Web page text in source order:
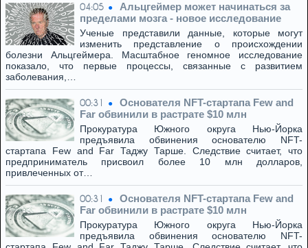
04:05
Альцгеймер может начинаться за
пределами мозга - новое исследование
Ученые представили данные, которые могут
изменить представление о происхождении
болезни Альцгеймера. Масштабное геномное исследование
показало, что первые процессы, связанные с развитием
заболевания,…
00:31
Основателя NFT-стартапа Few and
Far обвинили в растрате $10 млн
Прокуратура Южного округа Нью-Йорка
предъявила обвинения основателю NFT-
стартапа Few and Far Таджу Тарше. Следствие считает, что
предприниматель присвоил более 10 млн долларов,
привлеченных от…
00:31
Основателя NFT-стартапа Few and
Far обвинили в растрате $10 млн
Прокуратура Южного округа Нью-Йорка
предъявила обвинения основателю NFT-